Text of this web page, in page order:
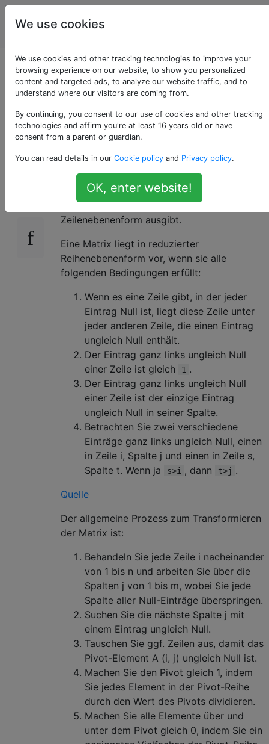
Programmierrätsel
& Code Golf
Reduzierte
Reihenebenenform
einer Matrix
Das Ziel dieser Herausforderung ist es, ein
Programm zu erstellen, das eine Matrix
aufnimmt und seine reduzierte
Zeilenebenenform ausgibt.
Eine Matrix liegt in reduzierter
Reihenebenenform vor, wenn sie alle
folgenden Bedingungen erfüllt:
Wenn es eine Zeile gibt, in der jeder
Eintrag Null ist, liegt diese Zeile unter
jeder anderen Zeile, die einen Eintrag
ungleich Null enthält.
Der Eintrag ganz links ungleich Null
einer Zeile ist gleich
1 .
Der Eintrag ganz links ungleich Null
einer Zeile ist der einzige Eintrag
ungleich Null in seiner Spalte.
Betrachten Sie zwei verschiedene
Einträge ganz links ungleich Null, einen
in Zeile i, Spalte j und einen in Zeile s,
Spalte t. Wenn ja
s>i , dann t>j .
Quelle
Der allgemeine Prozess zum Transformieren
der Matrix ist:
Behandeln Sie jede Zeile i nacheinander
von 1 bis n und arbeiten Sie über die
Spalten j von 1 bis m, wobei Sie jede
Spalte aller Null-Einträge überspringen.
Suchen Sie die nächste Spalte j mit
einem Eintrag ungleich Null.
Tauschen Sie ggf. Zeilen aus, damit das
Pivot-Element A (i, j) ungleich Null ist.
Machen Sie den Pivot gleich 1, indem
Sie jedes Element in der Pivot-Reihe
durch den Wert des Pivots dividieren.
Machen Sie alle Elemente über und
unter dem Pivot gleich 0, indem Sie ein
We use cookies
We use cookies and other tracking technologies to improve your
browsing experience on our website, to show you personalized
content and targeted ads, to analyze our website traffic, and to
understand where our visitors are coming from.
By continuing, you consent to our use of cookies and other tracking
technologies and affirm you're at least 16 years old or have
consent from a parent or guardian.
You can read details in our Cookie policy and Privacy policy.
OK, enter website!